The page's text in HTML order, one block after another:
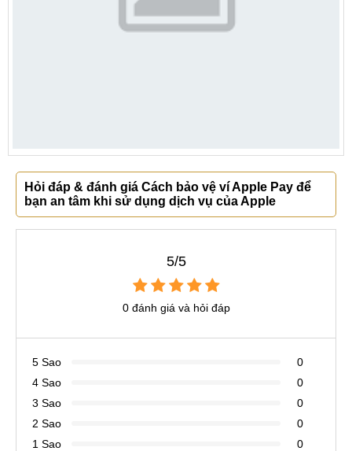
Hỏi đáp & đánh giá Cách bảo vệ ví Apple Pay để
bạn an tâm khi sử dụng dịch vụ của Apple
5/5
0 đánh giá và hỏi đáp
5 Sao
0
4 Sao
0
3 Sao
0
2 Sao
0
1 Sao
0